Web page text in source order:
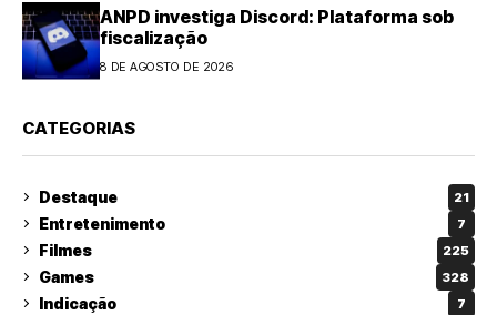
ANPD investiga Discord: Plataforma sob
fiscalização
8 DE AGOSTO DE 2026
CATEGORIAS
Destaque 21
Entretenimento 7
Filmes 225
Games 328
Indicação 7